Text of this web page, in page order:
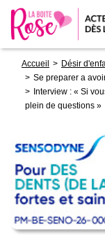
contenu
principal
d'Ariane
Accueil Désir
Se preparer a
Interview : « Si
plein de questions »